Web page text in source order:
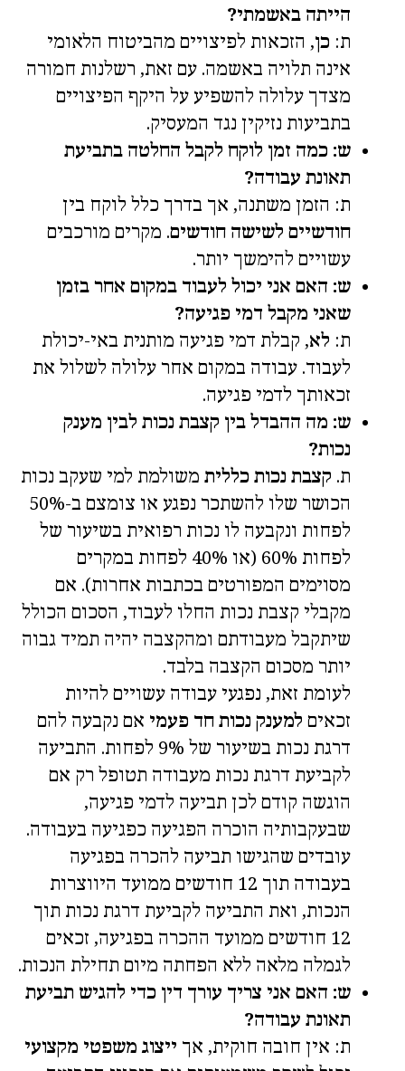
הייתה באשמתי?
ת: כן, הזכאות לפיצויים מהביטוח הלאומי
אינה תלויה באשמה. עם זאת, רשלנות חמורה
מצדך עלולה להשפיע על היקף הפיצויים
בתביעות נזיקין נגד המעסיק.
ש: כמה זמן לוקח לקבל החלטה בתביעת
תאונת עבודה?
ת: הזמן משתנה, אך בדרך כלל לוקח בין
חודשיים לשישה חודשים. מקרים מורכבים
עשויים להימשך יותר.
ש: האם אני יכול לעבוד במקום אחר בזמן
שאני מקבל דמי פגיעה?
ת: לא, קבלת דמי פגיעה מותנית באי-יכולת
לעבוד. עבודה במקום אחר עלולה לשלול את
זכאותך לדמי פגיעה.
ש: מה ההבדל בין קצבת נכות לבין מענק
נכות?
ת. קצבת נכות כללית משולמת למי שעקב נכות
הכושר שלו להשתכר נפגע או צומצם ב-50%
לפחות ונקבעה לו נכות רפואית בשיעור של
לפחות 60% (או 40% לפחות במקרים
מסוימים המפורטים בכתבות אחרות). אם
מקבלי קצבת נכות החלו לעבוד, הסכום הכולל
שיתקבל מעבודתם ומהקצבה יהיה תמיד גבוה
יותר מסכום הקצבה בלבד.
לעומת זאת, נפגעי עבודה עשויים להיות
זכאים למענק נכות חד פעמי אם נקבעה להם
דרגת נכות בשיעור של 9% לפחות. התביעה
לקביעת דרגת נכות מעבודה תטופל רק אם
הוגשה קודם לכן תביעה לדמי פגיעה,
שבעקבותיה הוכרה הפגיעה כפגיעה בעבודה.
עובדים שהגישו תביעה להכרה בפגיעה
בעבודה תוך 12 חודשים ממועד היווצרות
הנכות, ואת התביעה לקביעת דרגת נכות תוך
12 חודשים ממועד ההכרה בפגיעה, זכאים
לגמלה מלאה ללא הפחתה מיום תחילת הנכות.
ש: האם אני צריך עורך דין כדי להגיש תביעת
תאונת עבודה?
ת: אין חובה חוקית, אך ייצוג משפטי מקצועי